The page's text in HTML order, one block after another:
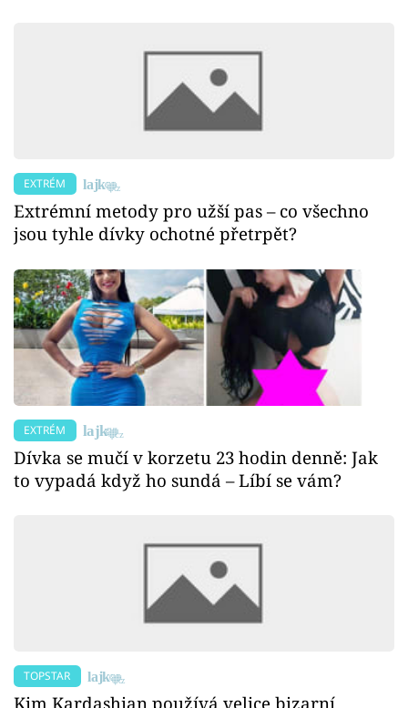
EXTRÉM
Extrémní metody pro užší pas – co všechno
jsou tyhle dívky ochotné přetrpět?
EXTRÉM
Dívka se mučí v korzetu 23 hodin denně: Jak
to vypadá když ho sundá – Líbí se vám?
TOPSTAR
Kim Kardashian používá velice bizarní